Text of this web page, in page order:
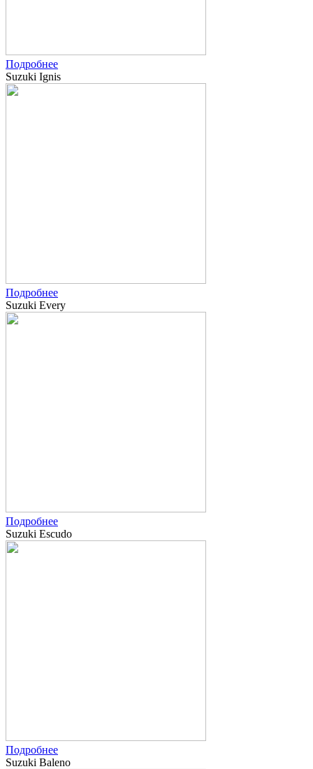
Подробнее
Suzuki Ignis
Подробнее
Suzuki Every
Подробнее
Suzuki Escudo
Подробнее
Suzuki Baleno